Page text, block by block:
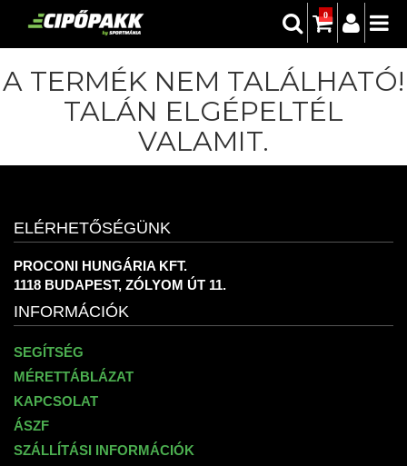
0
A TERMÉK NEM TALÁLHATÓ!
TALÁN ELGÉPELTÉL
VALAMIT.
ELÉRHETŐSÉGÜNK
PROCONI HUNGÁRIA KFT.
1118 BUDAPEST, ZÓLYOM ÚT 11.
INFORMÁCIÓK
SEGÍTSÉG
MÉRETTÁBLÁZAT
KAPCSOLAT
ÁSZF
SZÁLLÍTÁSI INFORMÁCIÓK